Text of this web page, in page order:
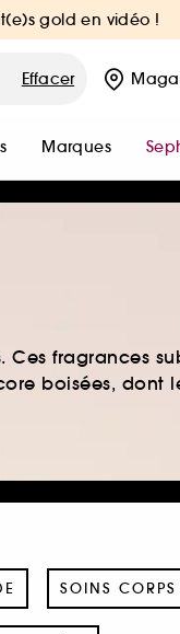
gold en vidéo !
Effacer
Marques
fragrances
boisées, dont
SOINS CORPS